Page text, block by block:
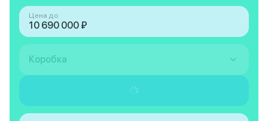
Цена до
Коробка